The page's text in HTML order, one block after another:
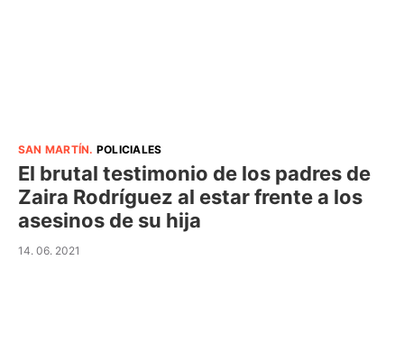
SAN MARTÍN. POLICIALES
El brutal testimonio de los padres de
Zaira Rodríguez al estar frente a los
asesinos de su hija
14. 06. 2021